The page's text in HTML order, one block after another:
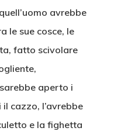
avrebbe
le sue cosce, le
fatto scivolare
aperto i
cazzo, l’avrebbe
e la fighetta